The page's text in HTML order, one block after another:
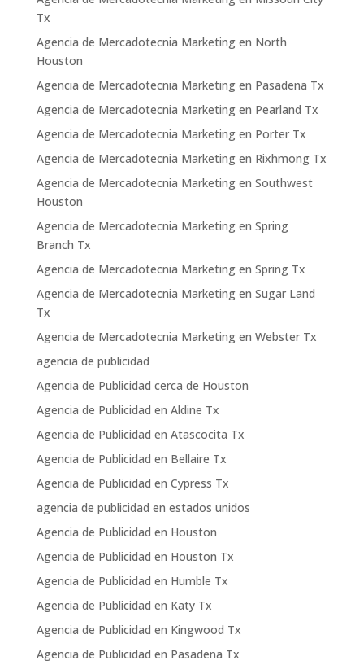
Tx
Agencia de Mercadotecnia Marketing en North
Houston
Agencia de Mercadotecnia Marketing en Pasadena Tx
Agencia de Mercadotecnia Marketing en Pearland Tx
Agencia de Mercadotecnia Marketing en Porter Tx
Agencia de Mercadotecnia Marketing en Rixhmong Tx
Agencia de Mercadotecnia Marketing en Southwest
Houston
Agencia de Mercadotecnia Marketing en Spring
Branch Tx
Agencia de Mercadotecnia Marketing en Spring Tx
Agencia de Mercadotecnia Marketing en Sugar Land
Tx
Agencia de Mercadotecnia Marketing en Webster Tx
agencia de publicidad
Agencia de Publicidad cerca de Houston
Agencia de Publicidad en Aldine Tx
Agencia de Publicidad en Atascocita Tx
Agencia de Publicidad en Bellaire Tx
Agencia de Publicidad en Cypress Tx
agencia de publicidad en estados unidos
Agencia de Publicidad en Houston
Agencia de Publicidad en Houston Tx
Agencia de Publicidad en Humble Tx
Agencia de Publicidad en Katy Tx
Agencia de Publicidad en Kingwood Tx
Agencia de Publicidad en Pasadena Tx